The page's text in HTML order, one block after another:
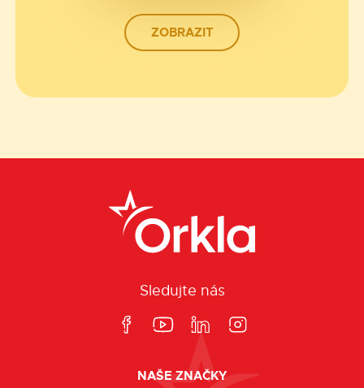
ZOBRAZIT
Sledujte nás
NAŠE ZNAČKY